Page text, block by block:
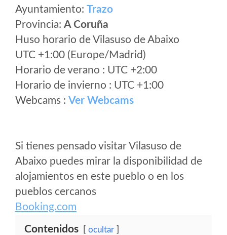
Ayuntamiento: Trazo
Provincia: A Coruña
Huso horario de Vilasuso de Abaixo
UTC +1:00 (Europe/Madrid)
Horario de verano : UTC +2:00
Horario de invierno : UTC +1:00
Webcams : Ver Webcams
Si tienes pensado visitar Vilasuso de
Abaixo puedes mirar la disponibilidad de
alojamientos en este pueblo o en los
pueblos cercanos
Booking.com
Contenidos ocultar